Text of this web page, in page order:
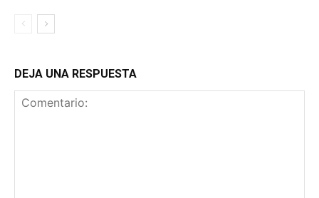
DEJA UNA RESPUESTA